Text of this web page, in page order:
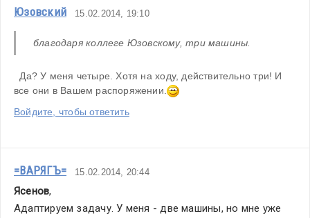
Юзовский 15.02.2014, 19:10
благодаря коллеге Юзовскому, три машины.
Да? У меня четыре. Хотя на ходу, действительно три! И
все они в Вашем распоряжении.
Войдите, чтобы ответить
=ВАРЯГЪ= 15.02.2014, 20:44
Ясенов,
Адаптируем задачу. У меня - две машины, но мне уже